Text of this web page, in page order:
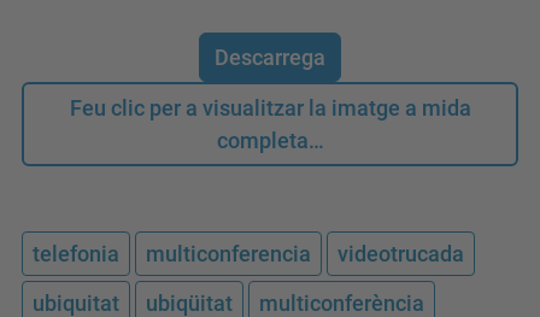
Descarrega
Feu clic per a visualitzar la imatge a mida
completa…
telefonia multiconferencia
videotrucada
ubiquitat
ubiqüitat
multiconferència